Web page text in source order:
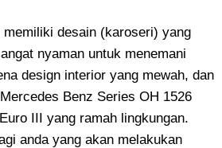
desain (karoseri) yang
nyaman untuk menemani
design interior yang mewah, dan
Benz Series OH 1526
III yang ramah lingkungan.
anda yang akan melakukan